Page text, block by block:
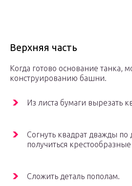
Верхняя часть
Когда готово основание танка,
конструированию башни.
Из листа бумаги вырезать
Согнуть квадрат дважды
получиться
Сложить деталь пополам.